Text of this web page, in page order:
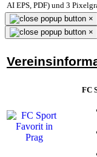
AI EPS, PDF) und 3
×
×
FC